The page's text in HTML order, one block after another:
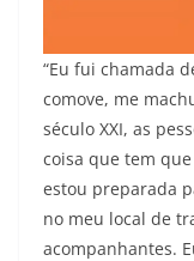
“Eu fui chamada
comove, me
século XXI, as
coisa que tem
estou preparada
no meu local de
acompanhantes.